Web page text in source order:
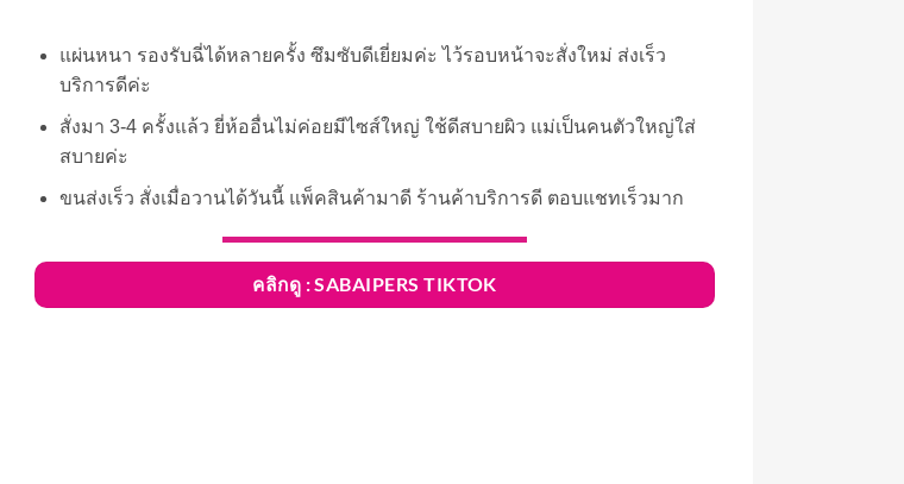
แผ่นหนา รองรับฉี่ได้หลายครั้ง ซึมซับดีเยี่ยมค่ะ ไว้รอบหน้าจะสั่งใหม่ ส่งเร็ว
บริการดีค่ะ
สั่งมา 3-4 ครั้งแล้ว ยี่ห้ออื่นไม่ค่อยมีไซส์ใหญ่ ใช้ดีสบายผิว แม่เป็นคนตัวใหญ่ใส่
สบายค่ะ
ขนส่งเร็ว สั่งเมื่อวานได้วันนี้ แพ็คสินค้ามาดี ร้านค้าบริการดี ตอบแชทเร็วมาก
คลิกดู : SABAIPERS TIKTOK